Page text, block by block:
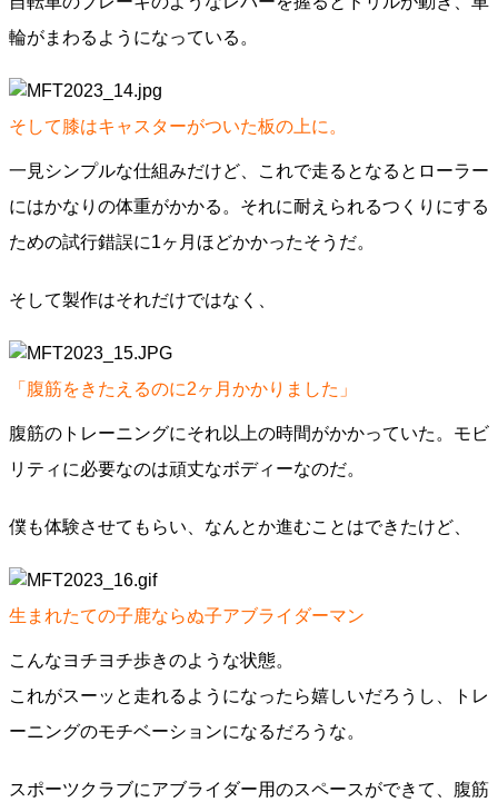
輪がまわるようになっている。
そして膝はキャスターがついた板の上に。
一見シンプルな仕組みだけど、これで走るとなるとローラー
にはかなりの体重がかかる。それに耐えられるつくりにする
ための試行錯誤に1ヶ月ほどかかったそうだ。
そして製作はそれだけではなく、
「腹筋をきたえるのに2ヶ月かかりました」
腹筋のトレーニングにそれ以上の時間がかかっていた。モビ
リティに必要なのは頑丈なボディーなのだ。
僕も体験させてもらい、なんとか進むことはできたけど、
生まれたての子鹿ならぬ子アブライダーマン
こんなヨチヨチ歩きのような状態。
これがスーッと走れるようになったら嬉しいだろうし、トレ
ーニングのモチベーションになるだろうな。
スポーツクラブにアブライダー用のスペースができて、腹筋